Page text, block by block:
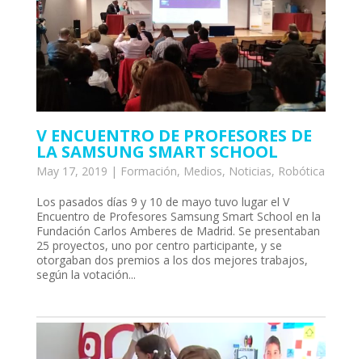
V ENCUENTRO DE PROFESORES DE
LA SAMSUNG SMART SCHOOL
May 17, 2019 | Formación, Medios, Noticias, Robótica
Los pasados días 9 y 10 de mayo tuvo lugar el V
Encuentro de Profesores Samsung Smart School en la
Fundación Carlos Amberes de Madrid. Se presentaban
25 proyectos, uno por centro participante, y se
otorgaban dos premios a los dos mejores trabajos,
según la votación...